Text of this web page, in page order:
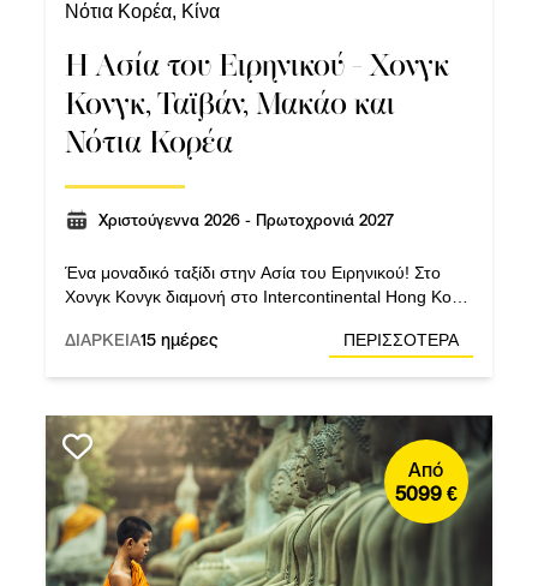
Νότια Κορέα, Κίνα
Η Ασία του Ειρηνικού - Χονγκ
Κονγκ, Ταϊβάν, Μακάο και
Νότια Κορέα
Χριστούγεννα 2026 - Πρωτοχρονιά 2027
Ένα μοναδικό ταξίδι στην Ασία του Ειρηνικού! Στο
Χονγκ Κονγκ διαμονή στο Intercontinental Hong Kong
ΔΙΑΡΚΕΙΑ15 ημέρες ΠΕΡΙΣΣΟΤΕΡΑ
Από
5099 €